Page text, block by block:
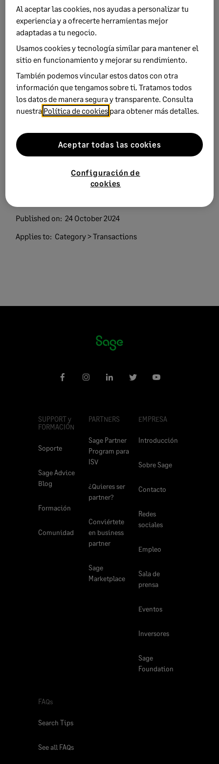
Did this help?
Yes No
0 views 0 voted yes
Keywords:
incidencia acumulacion
Sage 200
Sage Despachos Connected – Sage Accountants
Published on: 24 October 2024
Applies to: Category > Transactions
SUPPORT y
FORMACIÓN
Soporte
Sage Advice
Blog
Formación
Comunidad
PARTNERS
Sage Partner
Program para
ISV
¿Quieres ser
partner?
Conviértete
en business
partner
Sage
Marketplace
EMPRESA
Introducción
Sobre Sage
Contacto
Redes
sociales
Empleo
Sala de
prensa
Eventos
Inversores
Sage
Foundation
FAQs
Search Tips
See all FAQs
Al aceptar las cookies, nos ayudas a personalizar tu
experiencia y a ofrecerte herramientas mejor
adaptadas a tu negocio.
Usamos cookies y tecnología similar para mantener el
sitio en funcionamiento y mejorar su rendimiento.
También podemos vincular estos datos con otra
información que tengamos sobre ti. Tratamos todos
los datos de manera segura y transparente. Consulta
nuestra Política de cookies para obtener más detalles.
Configuración de
cookies
Aceptar todas las cookies